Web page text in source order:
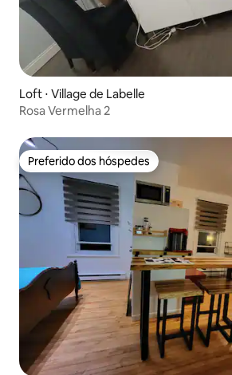
Loft ⋅ Village de Labelle
Rosa Vermelha 2
Preferido dos hóspedes
Preferido dos hóspedes